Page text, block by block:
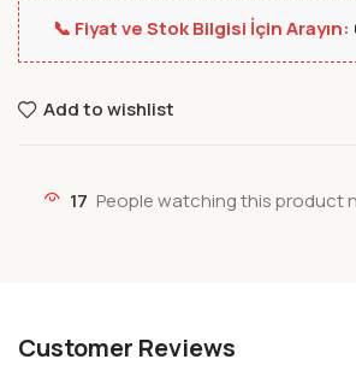
📞 Fiyat ve Stok Bilgisi İçin Arayın:
Add to wishlist
17 People watching this product
Customer Reviews